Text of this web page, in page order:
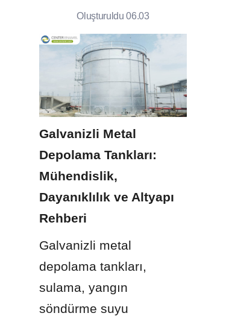
Oluşturuldu 06.03
Galvanizli Metal
Depolama Tankları:
Mühendislik,
Dayanıklılık ve Altyapı
Rehberi
Galvanizli metal
depolama tankları,
sulama, yangın
söndürme suyu